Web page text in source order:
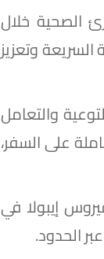
الصحية خلال
الاستجابة السريعة وتعزيز
والتعامل
على السفر،
إيبولا في
الحدود.